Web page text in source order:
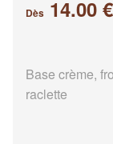
Dès 14.00 €
Base crème,
raclette